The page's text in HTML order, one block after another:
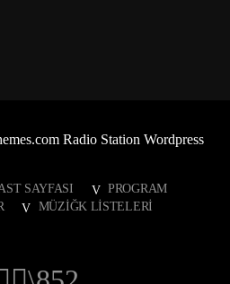
Radio Station Wordpress
SAYFASI
PROGRAM
MÜZIĞK LISTELERI